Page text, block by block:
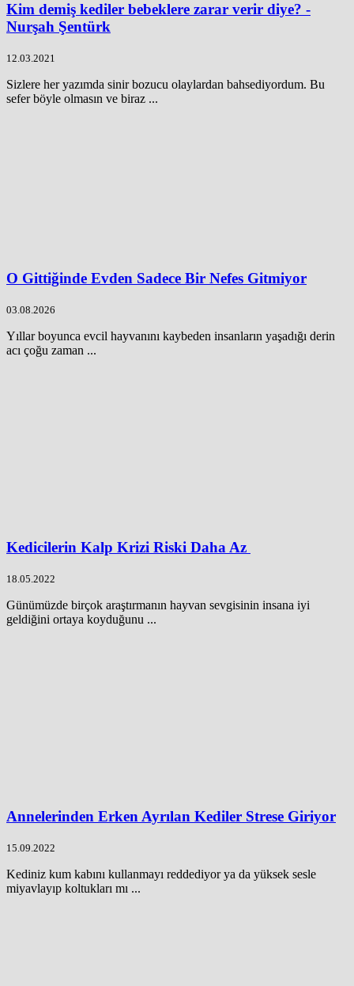
Kim demiş kediler bebeklere zarar verir diye? -
Nurşah Şentürk
12.03.2021
Sizlere her yazımda sinir bozucu olaylardan bahsediyordum. Bu
sefer böyle olmasın ve biraz ...
O Gittiğinde Evden Sadece Bir Nefes Gitmiyor
03.08.2026
Yıllar boyunca evcil hayvanını kaybeden insanların yaşadığı derin
acı çoğu zaman ...
Kedicilerin Kalp Krizi Riski Daha Az
18.05.2022
Günümüzde birçok araştırmanın hayvan sevgisinin insana iyi
geldiğini ortaya koyduğunu ...
Annelerinden Erken Ayrılan Kediler Strese Giriyor
15.09.2022
Kediniz kum kabını kullanmayı reddediyor ya da yüksek sesle
miyavlayıp koltukları mı ...